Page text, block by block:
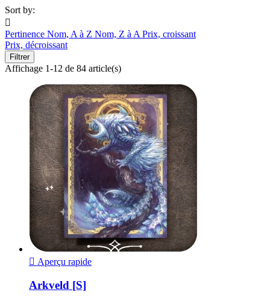
Sort by:

Pertinence Nom, A à Z Nom, Z à A Prix, croissant
Prix, décroissant
Filtrer
Affichage 1-12 de 84 article(s)
 Aperçu rapide
Arkveld [S]